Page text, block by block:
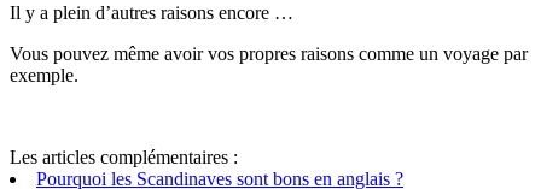
Il y a plein d’autres raisons encore …
Vous pouvez même avoir vos propres raisons comme un voyage par
exemple.
Les articles complémentaires :
Pourquoi les Scandinaves sont bons en anglais ?